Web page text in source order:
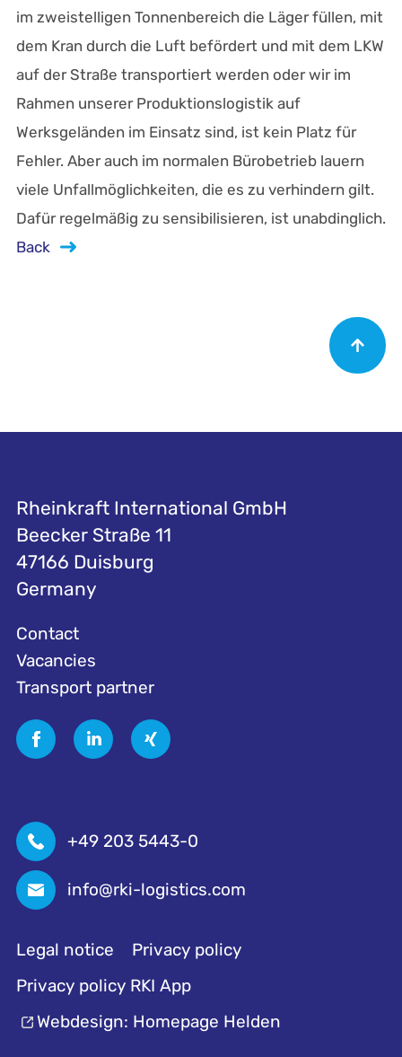
im zweistelligen Tonnenbereich die Läger füllen, mit
dem Kran durch die Luft befördert und mit dem LKW
auf der Straße transportiert werden oder wir im
Rahmen unserer Produktionslogistik auf
Werksgeländen im Einsatz sind, ist kein Platz für
Fehler. Aber auch im normalen Bürobetrieb lauern
viele Unfallmöglichkeiten, die es zu verhindern gilt.
Dafür regelmäßig zu sensibilisieren, ist unabdinglich.
Back
Rheinkraft International GmbH
Beecker Straße 11
47166 Duisburg
Germany
Contact
Vacancies
Transport partner
+49 203 5443-0
info@rki-logistics.com
Legal notice
Privacy policy
Privacy policy RKI App
Webdesign: Homepage Helden